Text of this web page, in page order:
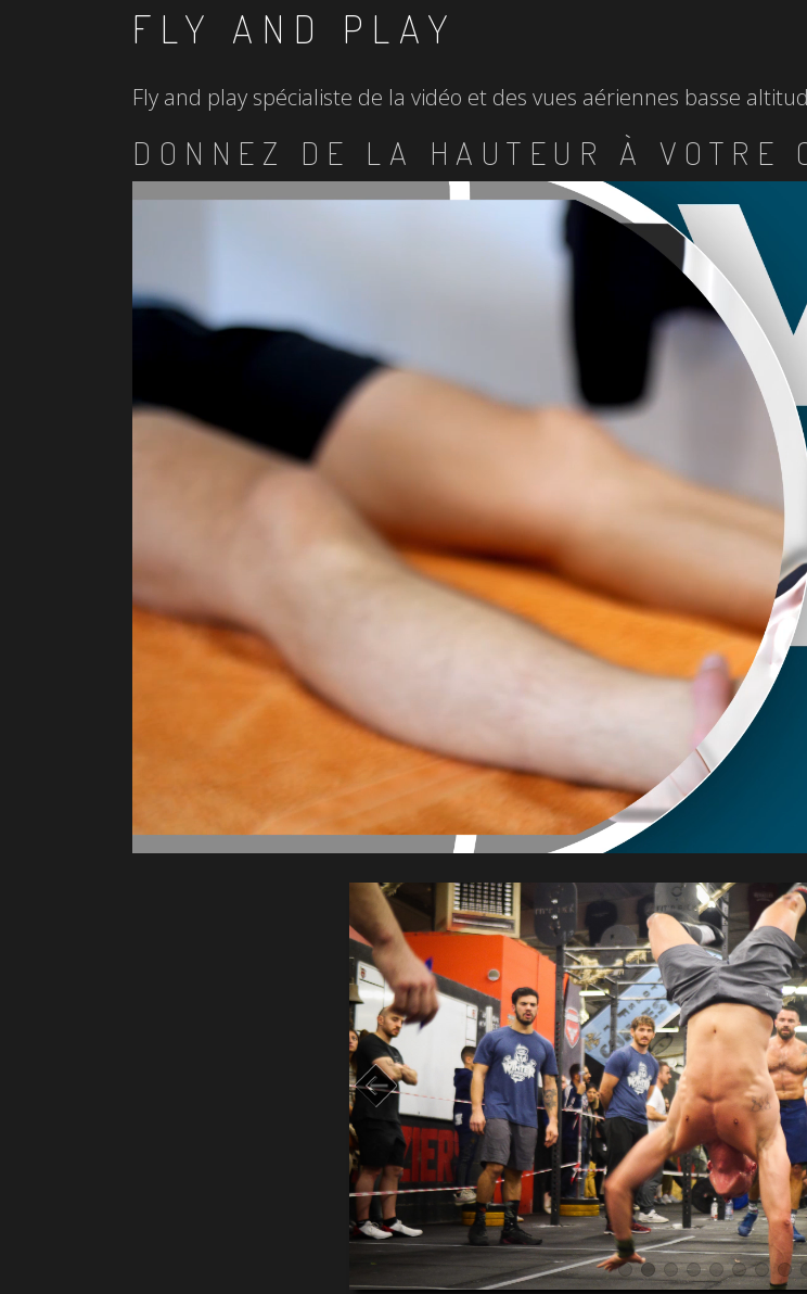
FLY AND PLAY
Fly and play spécialiste de la vidéo et des vues aériennes basse
DONNEZ DE LA HAUTEUR À VOTRE
Item 1
Item 2
Item 3
Item 4
Item 5
Item 6